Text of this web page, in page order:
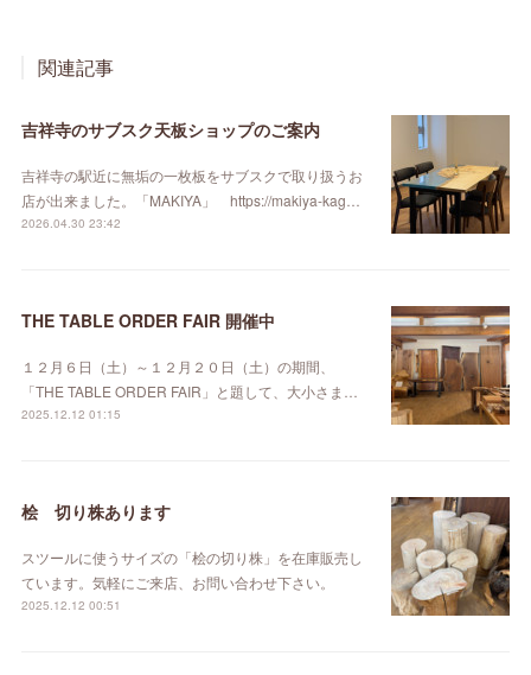
関連記事
吉祥寺のサブスク天板ショップのご案内
吉祥寺の駅近に無垢の一枚板をサブスクで取り扱うお
店が出来ました。「MAKIYA」 https://makiya-kag…
2026.04.30 23:42
THE TABLE ORDER FAIR 開催中
１２月６日（土）～１２月２０日（土）の期間、
「THE TABLE ORDER FAIR」と題して、大小さま…
2025.12.12 01:15
桧 切り株あります
スツールに使うサイズの「桧の切り株」を在庫販売し
ています。気軽にご来店、お問い合わせ下さい。
2025.12.12 00:51